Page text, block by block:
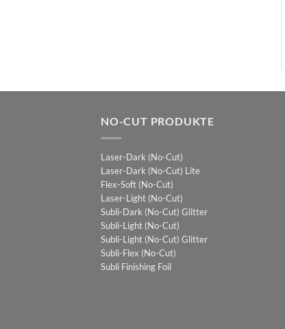
NO-CUT PRODUKTE
Laser-Dark (No-Cut)
Laser-Dark (No-Cut) Lite
Flex-Soft (No-Cut)
Laser-Light (No-Cut)
Subli-Dark (No-Cut) Glitter
Subli-Light (No-Cut)
Subli-Light (No-Cut) Glitter
Subli-Flex (No-Cut)
Subli Finishing Foil